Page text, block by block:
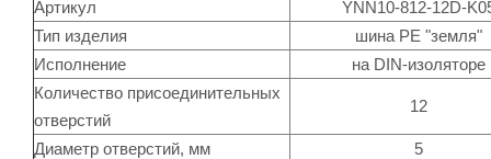
Артикул
YNN10-812-12D-
Тип изделия
шина PE "земля"
Исполнение
на DIN-изоляторе
Количество присоединительных
отверстий
12
Диаметр отверстий, мм
5